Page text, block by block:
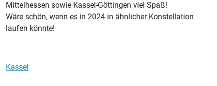
Mittelhessen sowie Kassel-Göttingen viel Spaß!
Wäre schön, wenn es in 2024 in ähnlicher Konstellation
laufen könnte!
Kassel